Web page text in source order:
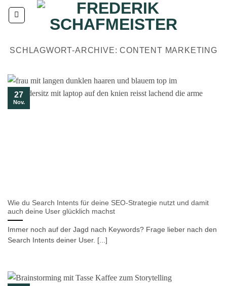
Zum
Inhalt
SCHLAGWORT-ARCHIVE:CONTENT MARKETING
Wie du Search Intents für deine SEO-Strategie nutzt und damit
auch deine User glücklich machst
Immer noch auf der Jagd nach Keywords? Frage lieber nach den
Search Intents deiner User. [...]
27
Nov.